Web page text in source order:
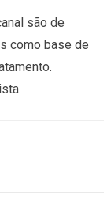
são de
como base de